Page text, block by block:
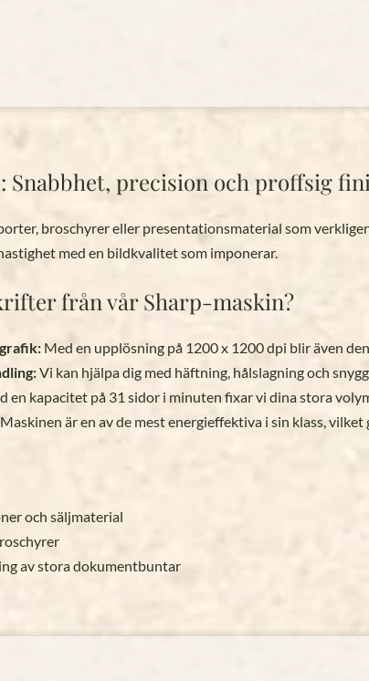
Snabbhet, precision och proffsig
broschyrer eller presentationsmaterial som
med en bildkvalitet som imponerar.
från vår Sharp-maskin?
Med en upplösning på 1200 x 1200 dpi blir även
Vi kan hjälpa dig med häftning, hålslagning och
en kapacitet på 31 sidor i minuten fixar vi dina stora
Maskinen är en av de mest energieffektiva i sin klass,
och säljmaterial
av stora dokumentbuntar